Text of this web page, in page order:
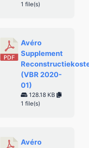
1 file(s)
Avéro
Supplement
(VBR 2020-
01)
128.18 KB
1 file(s)
Avéro